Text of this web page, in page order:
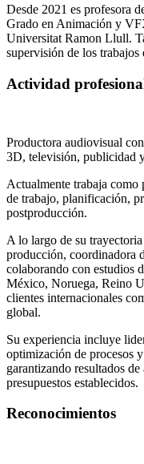
Desde 2021 es profesora
Grado en Animación y
Universitat Ramon Llull.
supervisión de los trabajos
Actividad
Productora audiovisual
3D, televisión, publicidad
Actualmente trabaja como
de trabajo, planificación,
postproducción.
A lo largo de su
producción, coordinadora
colaborando con estudios
México, Noruega, Reino
clientes internacionales
global.
Su experiencia incluye
optimización de procesos
garantizando resultados
presupuestos establecidos.
Reconocimientos